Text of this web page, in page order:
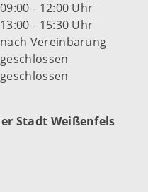
09:00 - 12:00 Uhr
13:00 - 15:30 Uhr
nach Vereinbarung
geschlossen
geschlossen
Stadt Weißenfels